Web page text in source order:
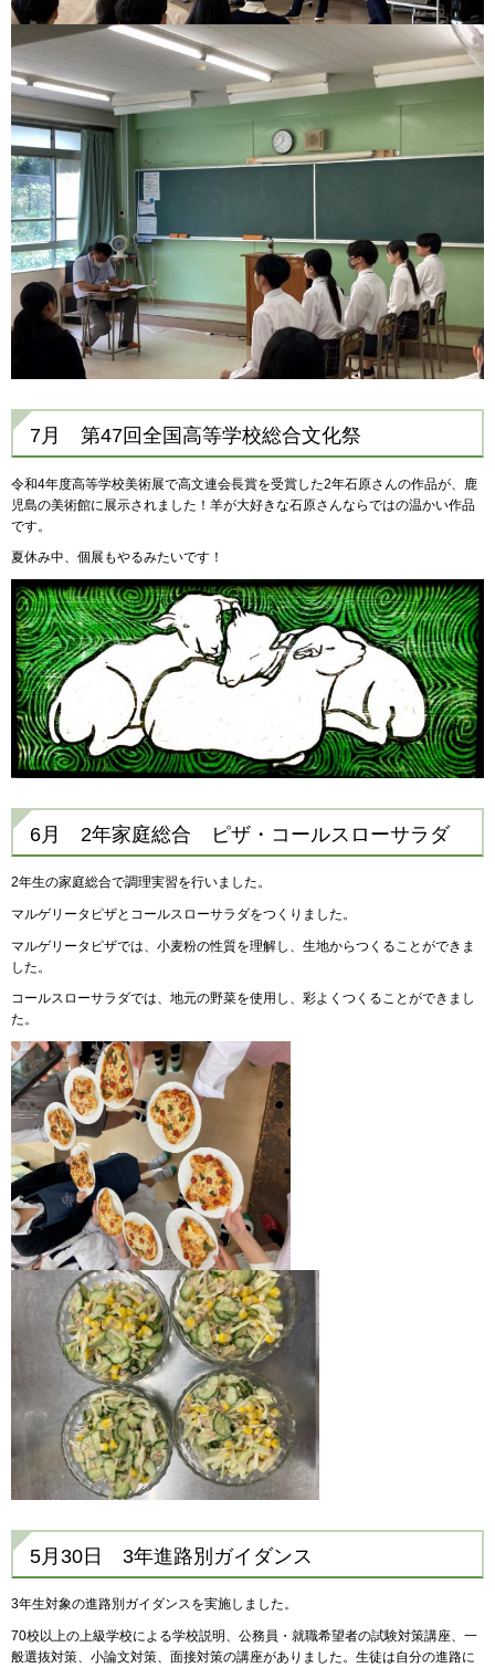
7月 第47回全国高等学校総合文化祭
令和4年度高等学校美術展で高文連会長賞を受賞した2年石原さんの作品が、鹿
児島の美術館に展示されました！羊が大好きな石原さんならではの温かい作品
です。
夏休み中、個展もやるみたいです！
6月 2年家庭総合 ピザ・コールスローサラダ
2年生の家庭総合で調理実習を行いました。
マルゲリータピザとコールスローサラダをつくりました。
マルゲリータピザでは、小麦粉の性質を理解し、生地からつくることができま
した。
コールスローサラダでは、地元の野菜を使用し、彩よくつくることができまし
た。
5月30日 3年進路別ガイダンス
3年生対象の進路別ガイダンスを実施しました。
70校以上の上級学校による学校説明、公務員・就職希望者の試験対策講座、一
般選抜対策、小論文対策、面接対策の講座がありました。生徒は自分の進路に